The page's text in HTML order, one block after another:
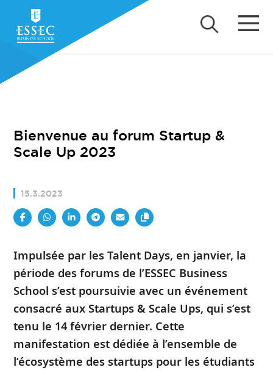
Bienvenue au forum Startup &
Scale Up 2023
15.3.2023
Impulsée par les Talent Days, en janvier, la
période des forums de l’ESSEC Business
School s’est poursuivie avec un événement
consacré aux Startups & Scale Ups, qui s’est
tenu le 14 février dernier. Cette
manifestation est dédiée à l’ensemble de
l’écosystème des startups pour les étudiants